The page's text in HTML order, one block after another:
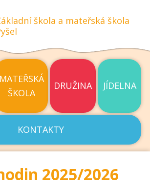
škola a mateřská škola
MATEŘSKÁ
ŠKOLA
DRUŽINA JÍDELNA
KONTAKTY
2025/2026